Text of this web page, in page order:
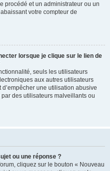
procédé et un administrateur ou un
votre compteur de
lorsque je clique sur le lien de
seuls les utilisateurs
aux autres utilisateurs
une utilisation abusive
des utilisateurs malveillants ou
ou une réponse ?
cliquez sur le bouton « Nouveau